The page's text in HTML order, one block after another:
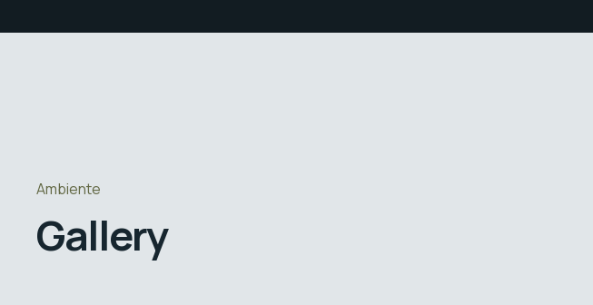
Ambiente
Gallery